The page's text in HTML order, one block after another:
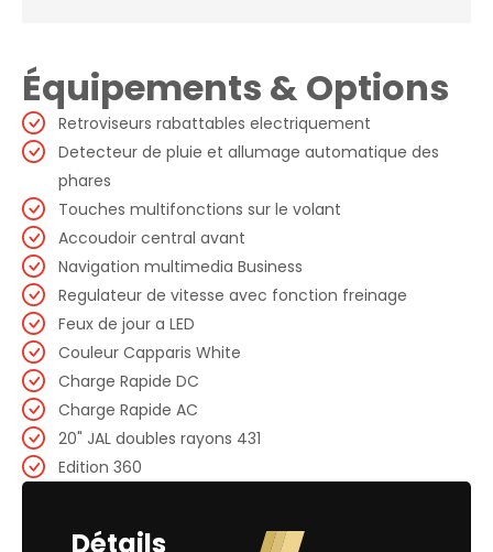
Équipements & Options
Retroviseurs rabattables electriquement
Detecteur de pluie et allumage automatique des
phares
Touches multifonctions sur le volant
Accoudoir central avant
Navigation multimedia Business
Regulateur de vitesse avec fonction freinage
Feux de jour a LED
Couleur Capparis White
Charge Rapide DC
Charge Rapide AC
20" JAL doubles rayons 431
Edition 360
Détails